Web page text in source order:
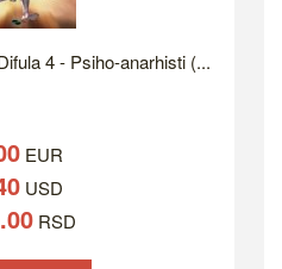
4 - Psiho-anarhisti (...
EUR
USD
RSD